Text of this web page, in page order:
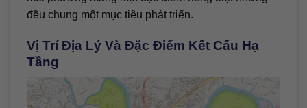
đều chung một mục tiêu phát triển.
Vị Trí Địa Lý Và Đặc Điểm Kết Cấu Hạ
Tầng